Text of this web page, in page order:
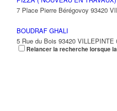
7 Place Pierre Bérégovoy 93420
BOUDRAF GHALI
5 Rue du Bois 93420 VILLEPINTE
Relancer la recherche lorsque